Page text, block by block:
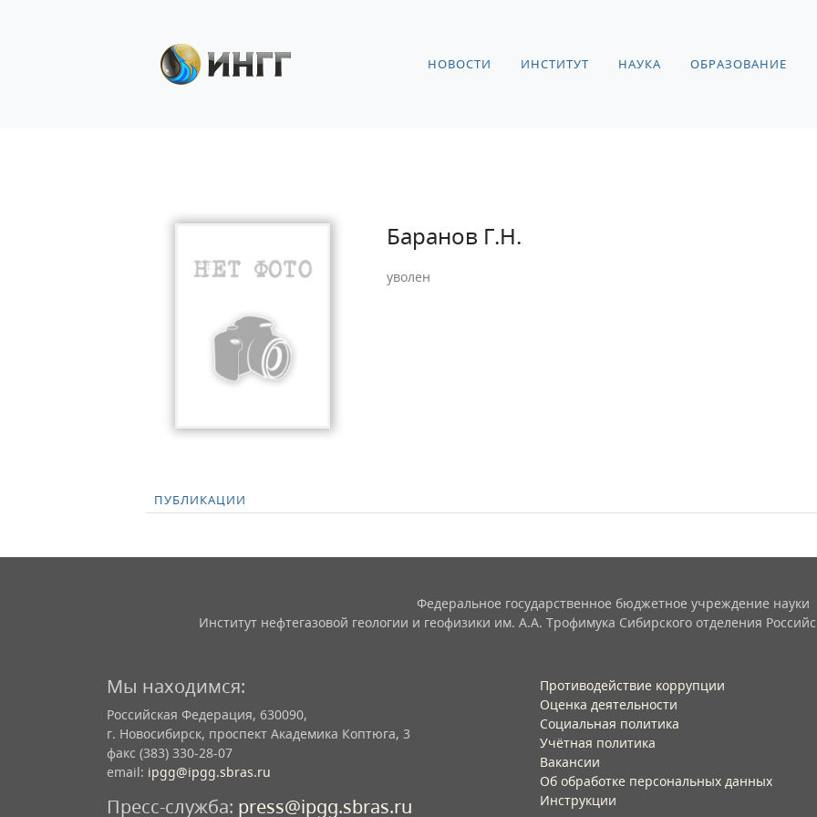
НОВОСТИ ИНСТИТУТ НАУКА ОБРАЗОВАНИЕ
Баранов Г.Н.
уволен
ПУБЛИКАЦИИ
Федеральное государственное бюджетное учреждение науки
Институт нефтегазовой геологии и геофизики им. А.А. Трофимука Сибирского отделения
Мы находимся:
Российская Федерация, 630090,
г. Новосибирск, проспект Академика Коптюга, 3
факс (383) 330-28-07
email: ipgg@ipgg.sbras.ru
Пресс-служба: press@ipgg.sbras.ru
Противодействие коррупции
Оценка деятельности
Социальная политика
Учётная политика​
Вакансии​
Об обработке персональных данных​
Инструкции​